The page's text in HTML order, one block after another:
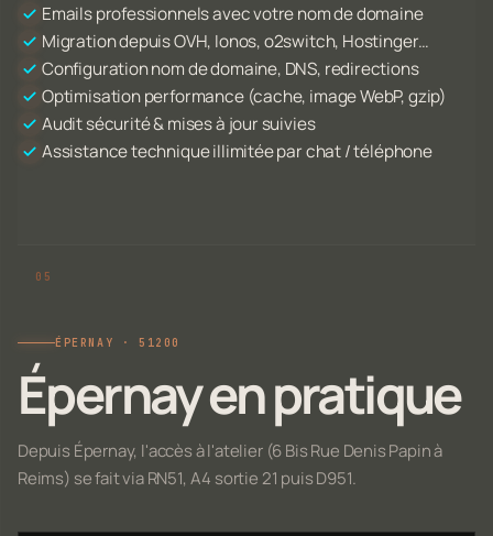
Emails professionnels avec votre nom de domaine
Migration depuis OVH, Ionos, o2switch, Hostinger…
Configuration nom de domaine, DNS, redirections
Optimisation performance (cache, image WebP, gzip)
Audit sécurité & mises à jour suivies
Assistance technique illimitée par chat / téléphone
ÉPERNAY · 51200
Épernay en pratique
Depuis Épernay, l'accès à l'atelier (6 Bis Rue Denis Papin à
Reims) se fait via RN51, A4 sortie 21 puis D951.